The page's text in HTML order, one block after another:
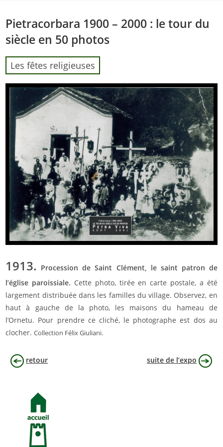
content
Pietracorbara 1900 – 2000 : le tour du
siècle en 50 photos
Les fêtes religieuses
1913. Procession de Saint Clément, le saint patron de
l’église paroissiale. Cette photo, tirée en carte postale, a été
largement distribuée dans les familles du village. Observez, en
haut à gauche de la photo, les maisons du hameau de
l’Ornetu. Pour prendre ce cliché, le photographe est dos au
clocher.Collection Félix Giuliani.
retour suite de l’expo